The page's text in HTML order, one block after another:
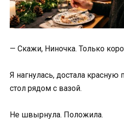
— Скажи, Ниночка. Только
Я нагнулась, достала красную
стол рядом с вазой.
Не швырнула. Положила.